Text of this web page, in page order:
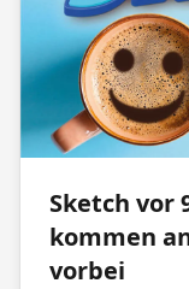
Sketch vor
kommen
vorbei